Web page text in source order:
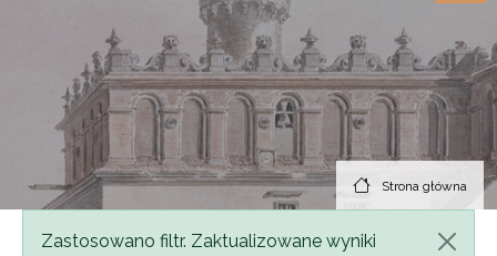
Strona główna
Komunikat
Zastosowano filtr. Zaktualizowane wyniki